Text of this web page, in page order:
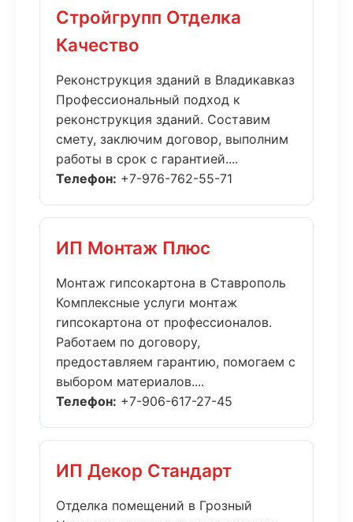
Стройгрупп Отделка
Качество
Реконструкция зданий в Владикавказ
Профессиональный подход к
реконструкция зданий. Составим
смету, заключим договор, выполним
работы в срок с гарантией....
Телефон: +7-976-762-55-71
ИП Монтаж Плюс
Монтаж гипсокартона в Ставрополь
Комплексные услуги монтаж
гипсокартона от профессионалов.
Работаем по договору,
предоставляем гарантию, помогаем с
выбором материалов....
Телефон: +7-906-617-27-45
ИП Декор Стандарт
Отделка помещений в Грозный